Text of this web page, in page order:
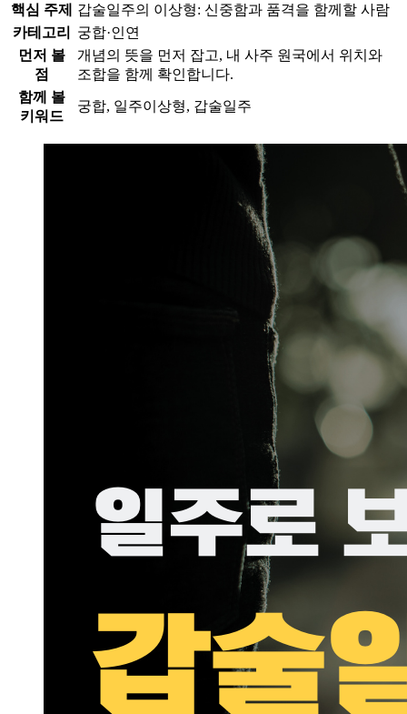
핵심 주제
갑술일주의 이상형: 신중함과 품격을 함께할 사람
카테고리
궁합·인연
먼저 볼
점
개념의 뜻을 먼저 잡고, 내 사주 원국에서 위치와
조합을 함께 확인합니다.
함께 볼
키워드
궁합, 일주이상형, 갑술일주